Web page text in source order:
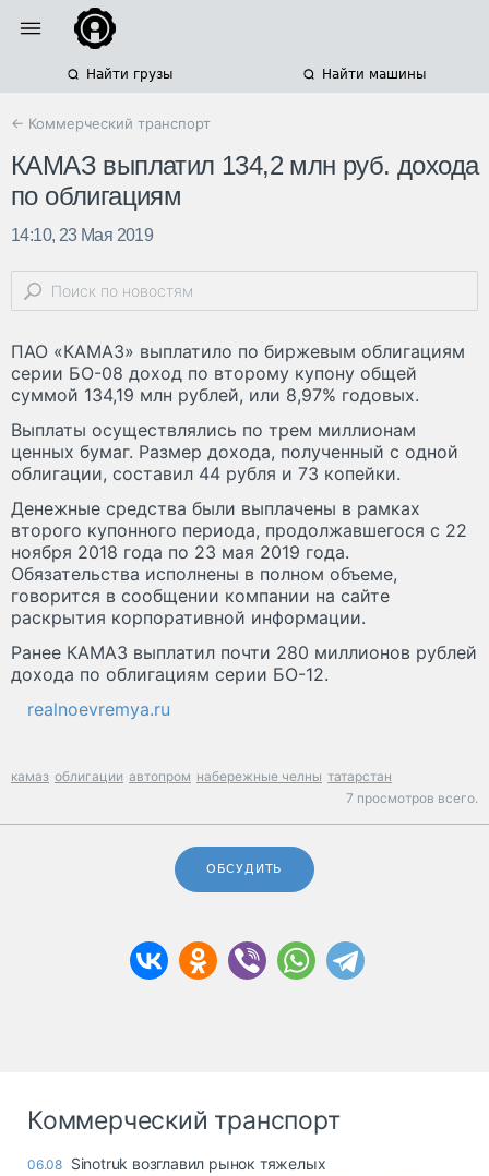
Найти грузы Найти машины
← Коммерческий транспорт
КАМАЗ выплатил 134,2 млн руб. дохода
по облигациям
14:10, 23 Мая 2019
ПАО «КАМАЗ» выплатило по биржевым облигациям
серии БО-08 доход по второму купону общей
суммой 134,19 млн рублей, или 8,97% годовых.
Выплаты осуществлялись по трем миллионам
ценных бумаг. Размер дохода, полученный с одной
облигации, составил 44 рубля и 73 копейки.
Денежные средства были выплачены в рамках
второго купонного периода, продолжавшегося с 22
ноября 2018 года по 23 мая 2019 года.
Обязательства исполнены в полном объеме,
говорится в сообщении компании на сайте
раскрытия корпоративной информации.
Ранее КАМАЗ выплатил почти 280 миллионов рублей
дохода по облигациям серии БО-12.
realnoevremya.ru
камаз облигации автопром набережные челны татарстан
7 просмотров всего.
ОБСУДИТЬ
Коммерческий транспорт
06.08 Sinotruk возглавил рынок тяжелых